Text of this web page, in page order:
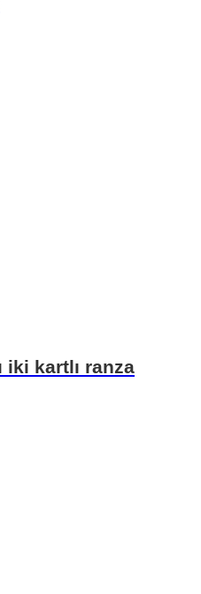
iki kartlı ranza